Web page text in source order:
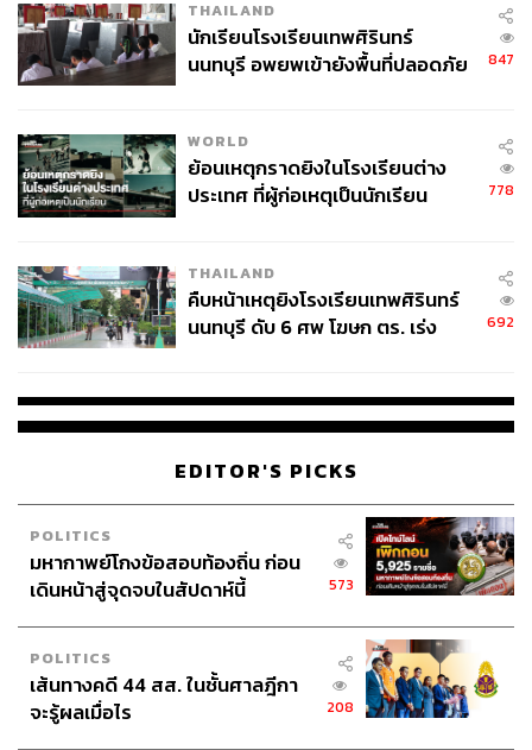
THAILAND
นักเรียนโรงเรียนเทพศิรินทร์
นนทบุรี อพยพเข้ายังพื้นที่ปลอดภัย
847
WORLD
ย้อนเหตุกราดยิงในโรงเรียนต่าง
ประเทศ ที่ผู้ก่อเหตุเป็นนักเรียน
778
THAILAND
คืบหน้าเหตุยิงโรงเรียนเทพศิรินทร์
นนทบุรี ดับ 6 ศพ โฆษก ตร. เร่ง
692
EDITOR'S PICKS
POLITICS
มหากาพย์โกงข้อสอบท้องถิ่น ก่อน
เดินหน้าสู่จุดจบในสัปดาห์นี้
573
POLITICS
เส้นทางคดี 44 สส. ในชั้นศาลฎีกา
จะรู้ผลเมื่อไร
208